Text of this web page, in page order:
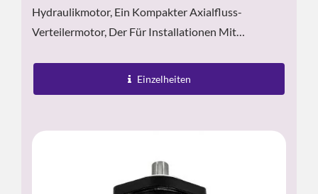
Hydraulikmotor, Ein Kompakter Axialfluss-
Verteilermotor, Der Für Installationen Mit
Einzelheiten